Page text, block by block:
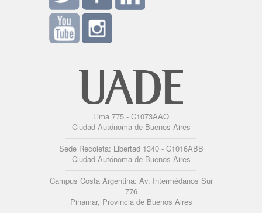
Lima 775 - C1073AAO
Ciudad Autónoma de Buenos Aires
Sede Recoleta: Libertad 1340 - C1016ABB
Ciudad Autónoma de Buenos Aires
Campus Costa Argentina: Av. Intermédanos Sur
776
Pinamar, Provincia de Buenos Aires